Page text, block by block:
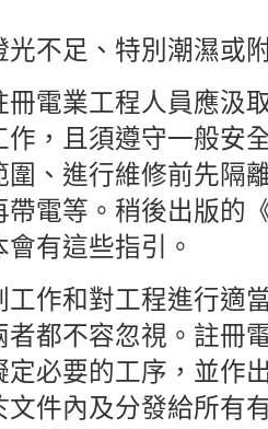
光不足、特別潮濕或
冊電業工程人員應汲
作，且須遵守一般安
圍、進行維修前先隔
帶電等。稍後出版的
有這些指引。
工作和對工程進行適
者都不容忽視。註冊
定必要的工序，並作
文件內及分發給所有